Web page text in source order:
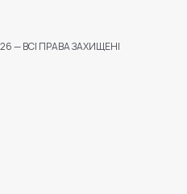
— ВСІ ПРАВА ЗАХИЩЕНІ